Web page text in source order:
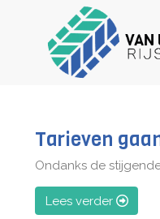
Tarieven
Ondanks de
Lees verder